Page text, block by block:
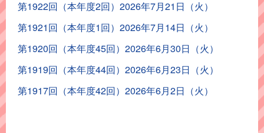
第1922回（本年度2回）2026年7月21日（火）
第1921回（本年度1回）2026年7月14日（火）
第1920回（本年度45回）2026年6月30日（火）
第1919回（本年度44回）2026年6月23日（火）
第1917回（本年度42回）2026年6月2日（火）